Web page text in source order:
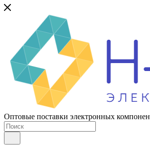
Оптовые поставки электронных